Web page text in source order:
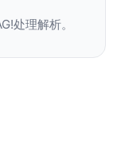
处理解析。